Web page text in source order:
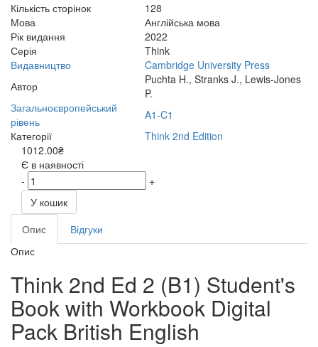
Кількість сторінок
128
Мова
Англійська мова
Рік видання
2022
Серія
Think
Видавництво
Cambridge University Press
Автор
Puchta H., Stranks J., Lewis-Jones
P.
Загальноєвропейський
рівень
A1-C1
Категорії
Think 2nd Edition
1012.00₴
Є в наявності
-
+
У кошик
Опис
Відгуки
Опис
Think 2nd Ed 2 (B1) Student's
Book with Workbook Digital
Pack British English